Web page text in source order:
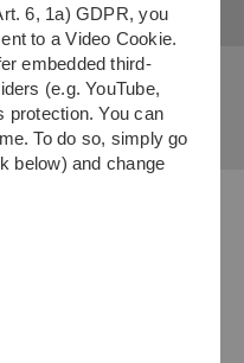
MATLAB/Mathematica
Programmierlab
6, 1a) GDPR, you
to a Video Cookie.
embedded third-
(e.g. YouTube,
protection. You can
To do so, simply go
below) and change